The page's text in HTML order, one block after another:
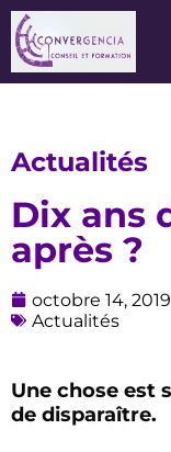
Actualités
Dix ans
après ?
octobre 14, 2019
Actualités
Une chose est
de disparaître.